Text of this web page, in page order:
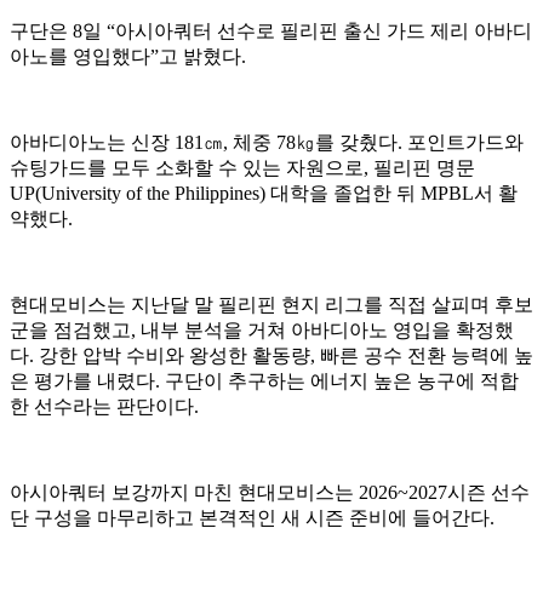
구단은 8일 “아시아쿼터 선수로 필리핀 출신 가드 제리 아바디
아노를 영입했다”고 밝혔다.
아바디아노는 신장 181㎝, 체중 78㎏를 갖췄다. 포인트가드와
슈팅가드를 모두 소화할 수 있는 자원으로, 필리핀 명문
UP(University of the Philippines) 대학을 졸업한 뒤 MPBL서 활
약했다.
현대모비스는 지난달 말 필리핀 현지 리그를 직접 살피며 후보
군을 점검했고, 내부 분석을 거쳐 아바디아노 영입을 확정했
다. 강한 압박 수비와 왕성한 활동량, 빠른 공수 전환 능력에 높
은 평가를 내렸다. 구단이 추구하는 에너지 높은 농구에 적합
한 선수라는 판단이다.
아시아쿼터 보강까지 마친 현대모비스는 2026~2027시즌 선수
단 구성을 마무리하고 본격적인 새 시즌 준비에 들어간다.